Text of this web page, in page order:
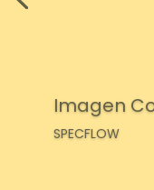
Imagen
SPECFLOW